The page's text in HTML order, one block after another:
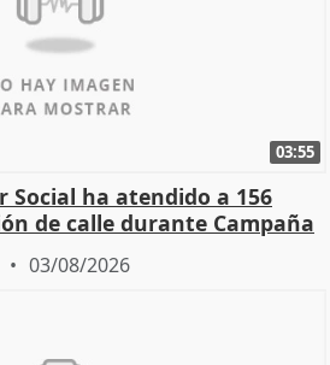
03:55
Social ha atendido a 156
de calle durante Campaña
03/08/2026